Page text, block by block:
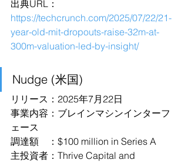
出典URL：
https://techcrunch.com/2025/07/22/21-
year-old-mit-dropouts-raise-32m-at-
300m-valuation-led-by-insight/
Nudge (米国)
リリース：2025年7月22日
事業内容：ブレインマシンインターフ
ェース
調達額　：$100 million in Series A
主投資者：Thrive Capital and